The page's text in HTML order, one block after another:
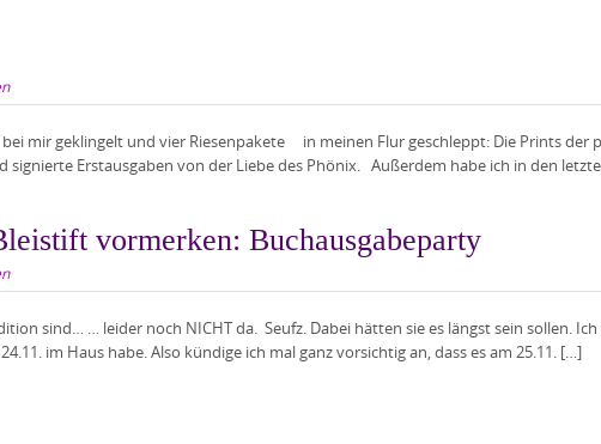
mir geklingelt und vier Riesenpakete in meinen Flur geschleppt: Die Prints
signierte Erstausgaben von der Liebe des Phönix. Außerdem habe ich in den
vormerken: Buchausgabeparty
sind… … leider noch NICHT da. Seufz. Dabei hätten sie es längst sein sollen.
im Haus habe. Also kündige ich mal ganz vorsichtig an, dass es am 25.11. […]